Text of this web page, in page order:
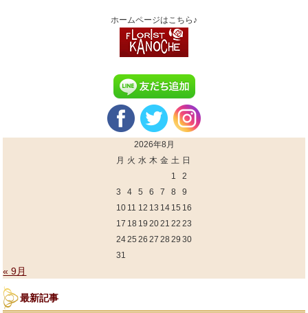
ホームページはこちら♪
2026年8月
月 火 水 木 金 土 日
1
2
3
4 5 6 7 8
9
10 11 12 13 14 15 16
17 18 19 2021 22 23
2425 26 27 28 29 30
31
« 9月
最新記事